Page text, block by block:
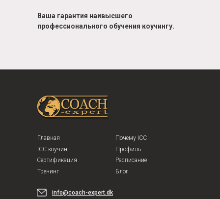
Ваша гарантия наивысшего
профессионального обучения коучингу.
Главная Почему ICC
info@coach-expert.dk
ICC коучинг
Сертификация
Тренинг
Профиль
Расписание
Блог